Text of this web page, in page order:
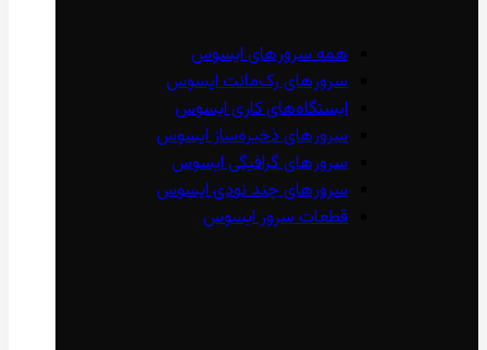
همه سرور‌های ایسوس
سرور‌های رک‌مانت ایسوس
ایستگاه‌های کاری ایسوس
سرور‌های ذخیره‌ساز ایسوس
سرور‌های گرافیگی ایسوس
سرور‌های چند نودی ایسوس
قطعات سرور ایسوس